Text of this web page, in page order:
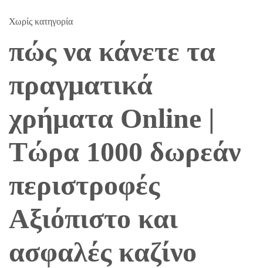
Χωρίς κατηγορία
πώς να κάνετε τα
πραγματικά
χρήματα Online |
Τώρα 1000 δωρεάν
περιστροφές
Αξιόπιστο και
ασφαλές καζίνο